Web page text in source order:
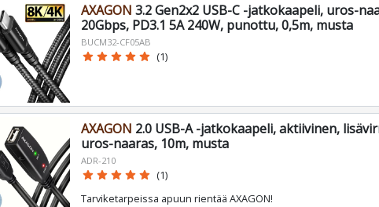
AXAGON 3.2 Gen2x2 USB-C -jatkokaapeli, uros-
20Gbps, PD3.1 5A 240W, punottu, 0,5m, musta
BUCM32-CF05AB
star star star star star (1)
AXAGON 2.0 USB-A -jatkokaapeli, aktiivinen,
uros-naaras, 10m, musta
ADR-210
star star star star star (1)
Tarviketarpeissa apuun rientää AXAGON!